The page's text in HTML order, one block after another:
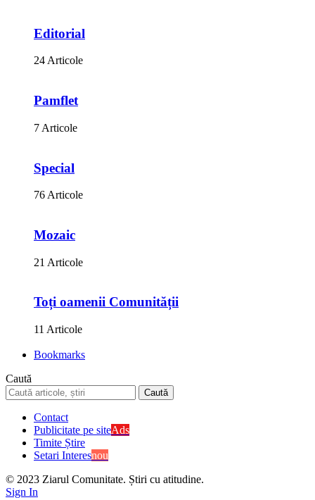
Editorial
24 Articole
Pamflet
7 Articole
Special
76 Articole
Mozaic
21 Articole
Toți oamenii Comunității
11 Articole
Bookmarks
Caută
Contact
Publicitate pe siteAds
Timite Știre
Setari Interesnou
© 2023 Ziarul Comunitate. Știri cu atitudine.
Sign In